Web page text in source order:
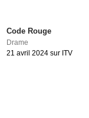
Code Rouge
Drame
21 avril 2024 sur ITV